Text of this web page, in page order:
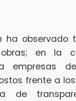
ha observado
en la
empresas
frente a